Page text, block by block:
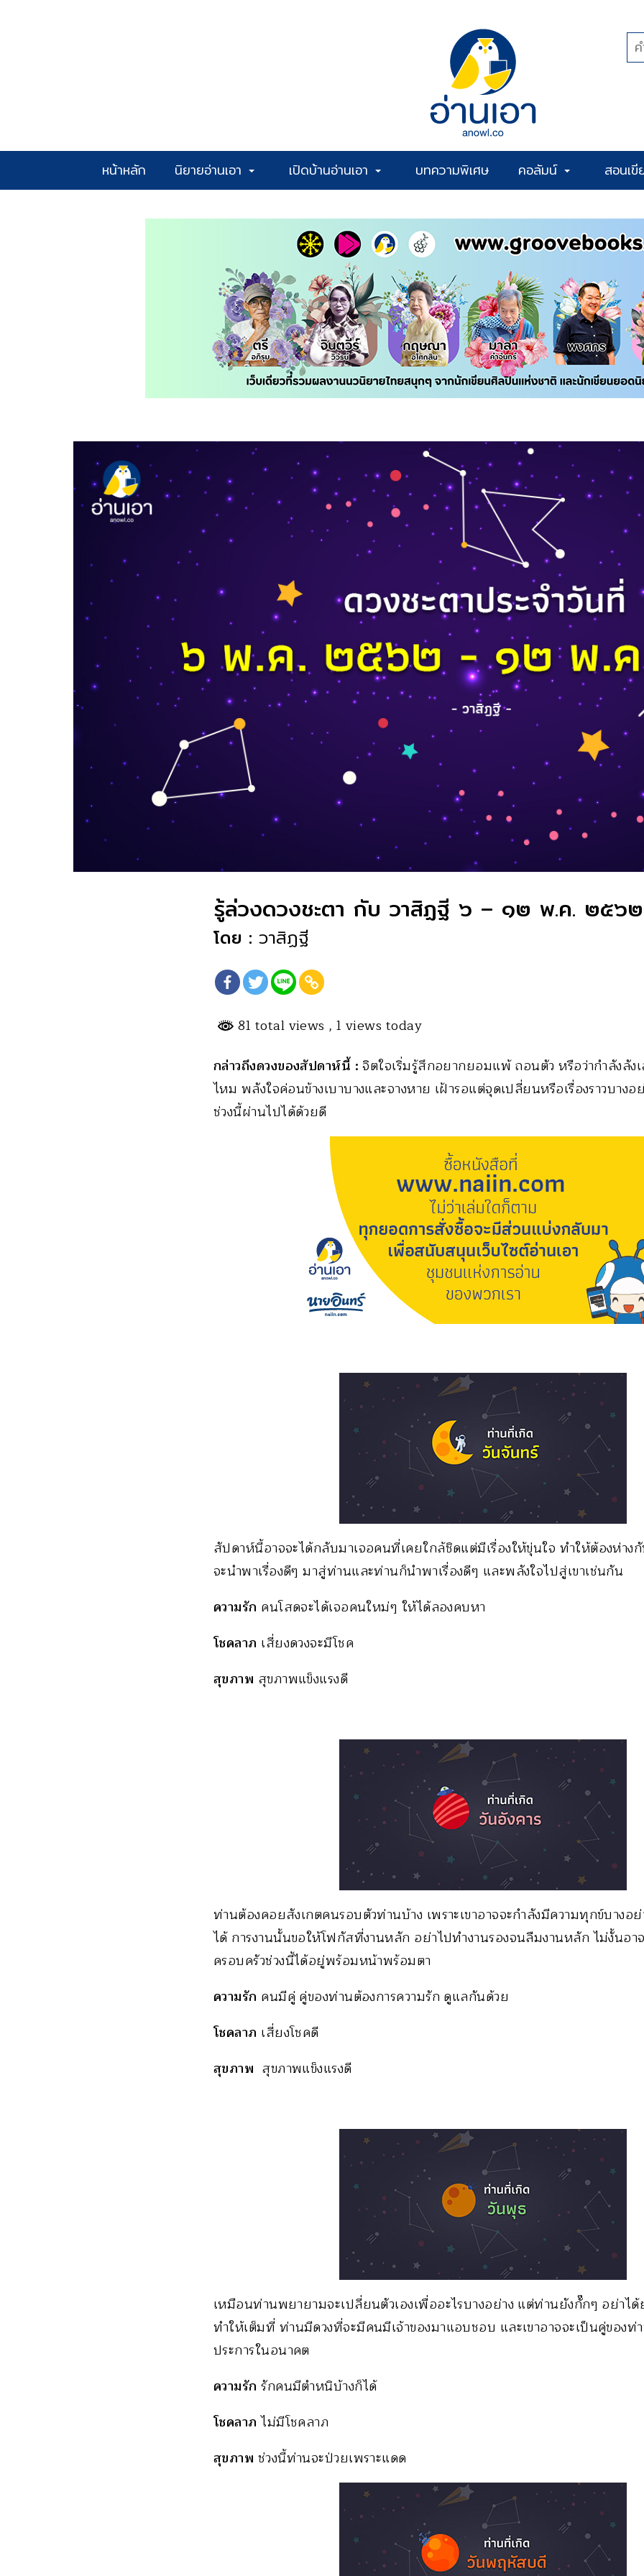
หน้าหลัก นิยายอ่านเอา เปิดบ้านอ่านเอา บทความพิเศษ คอลัมน์ สอนเ
รู้ล่วงดวงชะตา กับ วาสิฏฐี ๖ – ๑๒ พ.ค. ๒๕๖๒
โดย : วาสิฏฐี
81 total views , 1 views today
กล่าวถึงดวงของสัปดาห์นี้ :จิตใจเริ่มรู้สึกอยากยอมแพ้ ถอนตัว หรือว่ากำลังลัง
ไหม พลังใจค่อนข้างเบาบางและจางหาย เฝ้ารอแต่จุดเปลี่ยนหรือเรื่องราวบาง
ช่วงนี้ผ่านไปได้ด้วยดี
สัปดาห์นี้อาจจะได้กลับมาเจอคนที่เคยใกล้ชิดแต่มีเรื่องให้ขุ่นใจ ทำให้ต้องห่า
จะนำพาเรื่องดีๆ มาสู่ท่านและท่านก็นำพาเรื่องดีๆ และพลังใจไปสู่เขาเช่นกัน
ความรัก คนโสดจะได้เจอคนใหม่ๆ ให้ได้ลองคบหา
โชคลาภ เสี่ยงดวงจะมีโชค
สุขภาพ สุขภาพแข็งแรงดี
ท่านต้องคอยสังเกตคนรอบตัวท่านบ้าง เพราะเขาอาจจะกำลังมีความทุกข์บางอ
ได้ การงานนั้นขอให้โฟกัสที่งานหลัก อย่าไปทำงานรองจนลืมงานหลัก ไม่งั้นอ
ครอบครัวช่วงนี้ได้อยู่พร้อมหน้าพร้อมตา
ความรัก คนมีคู่ คู่ของท่านต้องการความรัก ดูแลกันด้วย
โชคลาภ เสี่ยงโชคดี
สุขภาพ สุขภาพแข็งแรงดี
เหมือนท่านพยายามจะเปลี่ยนตัวเองเพื่ออะไรบางอย่าง แต่ท่านยังกั๊กๆ อย่าไ
ทำให้เต็มที่ ท่านมีดวงที่จะมีคนมีเจ้าของมาแอบชอบ และเขาอาจจะเป็นคู่ของท่
ประการในอนาคต
ความรัก รักคนมีตำหนิบ้างก็ได้
โชคลาภ ไม่มีโชคลาภ
สุขภาพ ช่วงนี้ท่านจะป่วยเพราะแดด